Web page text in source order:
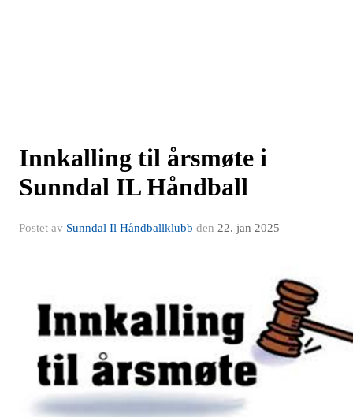
Innkalling til årsmøte i
Sunndal IL Håndball
Postet av Sunndal Il Håndballklubb den 22. jan 2025